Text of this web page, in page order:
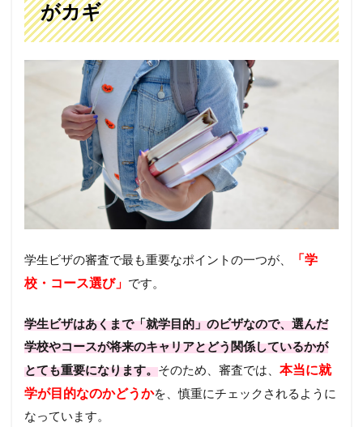
がカギ
学生ビザの審査で最も重要なポイントの一つが、
「学
校・コース選び」 です。
学生ビザはあくまで「就学目的」のビザなので、選んだ
学校やコースが将来のキャリアとどう関係しているかが
とても重要になります。そのため、審査では、 本当に就
学が目的なのかどうかを、慎重にチェックされるように
なっています。